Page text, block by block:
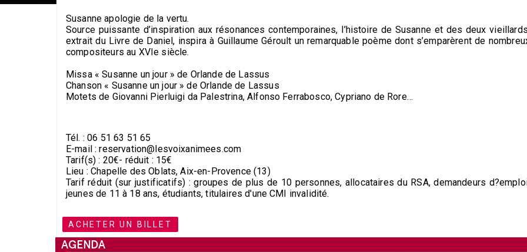
Susanne apologie de la vertu.
Source puissante d’inspiration aux résonances contemporaines, l’histoire de Susanne et des deux
extrait du Livre de Daniel, inspira à Guillaume Géroult un remarquable poème dont s’emparèrent de
compositeurs au XVIe siècle.
Missa « Susanne un jour » de Orlande de Lassus
Chanson « Susanne un jour » de Orlande de Lassus
Motets de Giovanni Pierluigi da Palestrina, Alfonso Ferrabosco, Cypriano de Rore…
Tél. : 06 51 63 51 65
E-mail : reservation@lesvoixanimees.com
Tarif(s) : 20€- réduit : 15€
Lieu : Chapelle des Oblats, Aix-en-Provence (13)
Tarif réduit (sur justificatifs) : groupes de plus de 10 personnes, allocataires du RSA, demandeurs
jeunes de 11 à 18 ans, étudiants, titulaires d'une CMI invalidité.
ACHETER UN BILLET
AGENDA